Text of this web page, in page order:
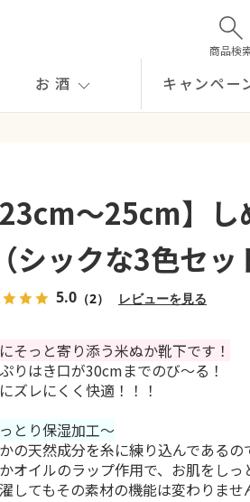
商品検
お酒 キャンペー
23cm～25cm】
シックな3色セッ
5.0 （2） レビューを見る
そっと寄り添う米ぬか靴下です！
りはき口が30cmまでのび～る！
ズレにくく快適！！！
とり保湿加工～
の天然成分を糸に練り込んであるの
オイルのラップ作用で、お肌をしっ
してもその素材の機能は変わりませ